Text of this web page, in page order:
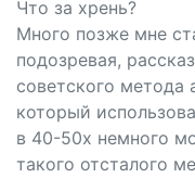
Что за хрень?
Много позже мне
подозревая,
советского метода
который
в 40-50х немного
такого отсталого